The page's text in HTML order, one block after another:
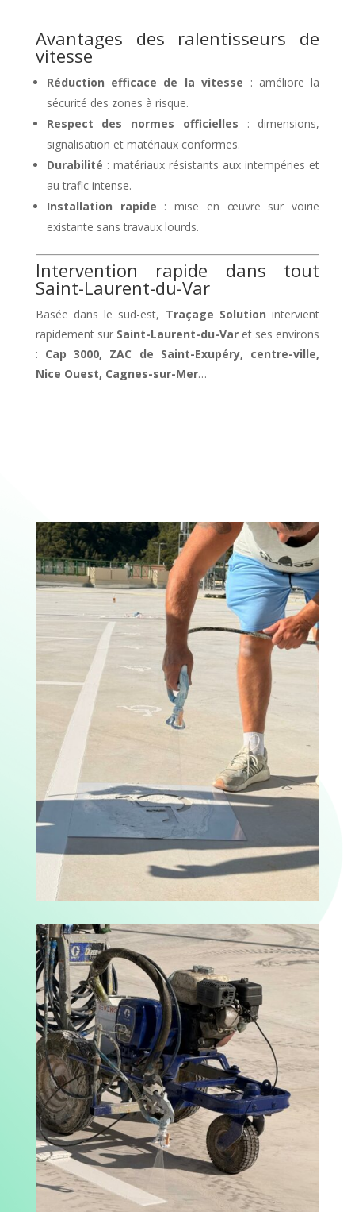
Avantages des ralentisseurs de
vitesse
Réduction efficace de la vitesse : améliore la
sécurité des zones à risque.
Respect des normes officielles : dimensions,
signalisation et matériaux conformes.
Durabilité : matériaux résistants aux intempéries et
au trafic intense.
Installation rapide : mise en œuvre sur voirie
existante sans travaux lourds.
Intervention rapide dans tout
Saint-Laurent-du-Var
Basée dans le sud-est, Traçage Solution intervient
rapidement sur Saint-Laurent-du-Varet ses environs
: Cap 3000, ZAC de Saint-Exupéry, centre-ville,
Nice Ouest, Cagnes-sur-Mer…